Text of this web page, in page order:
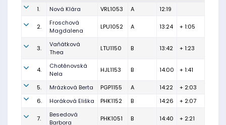
1. Nová Klára VRL1053 A 12:19
2.
Froschová
Magdalena
LPU1052 A 13:24 + 1:05
3.
Vaňátková
Thea
LTU1150 B 13:42 + 1:23
4.
Chotěnovská
Nela
HJL1153 B 14:00 + 1:41
5. Mrázková Berta PGP1155 A 14:22
+ 2:03
6.
Horáková Eliška PHK1152 B 14:26 + 2:07
7.
Besedová
Barbora
PHK1051 B 14:40 + 2:21